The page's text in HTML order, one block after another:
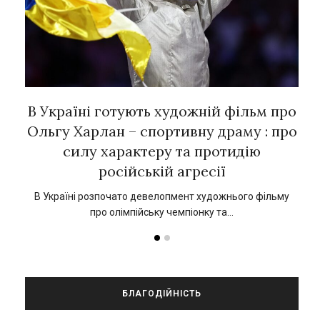
В Україні готують художній фільм про
Ольгу Харлан – спортивну драму : про
силу характеру та протидію
російській агресії
В Україні розпочато девелопмент художнього фільму
про олімпійську чемпіонку та…
БЛАГОДІЙНІСТЬ